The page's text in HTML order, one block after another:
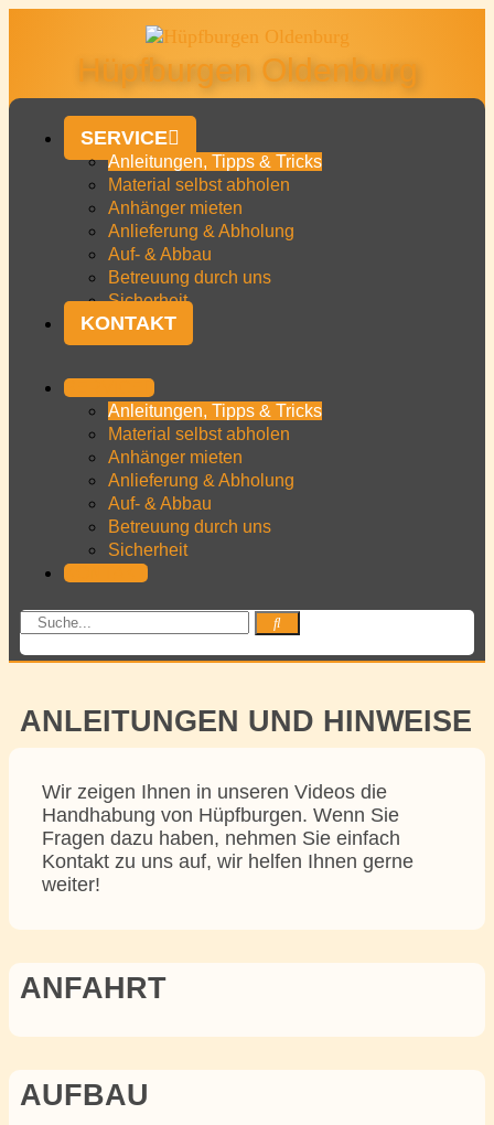
Hüpfburgen Oldenburg
SERVICE
Anleitungen, Tipps & Tricks
Material selbst abholen
Anhänger mieten
Anlieferung & Abholung
Auf- & Abbau
Betreuung durch uns
Sicherheit
KONTAKT
SERVICE
Anleitungen, Tipps & Tricks
Material selbst abholen
Anhänger mieten
Anlieferung & Abholung
Auf- & Abbau
Betreuung durch uns
Sicherheit
KONTAKT
ANLEITUNGEN UND HINWEISE
Wir zeigen Ihnen in unseren Videos die
Handhabung von Hüpfburgen. Wenn Sie
Fragen dazu haben, nehmen Sie einfach
Kontakt zu uns auf, wir helfen Ihnen gerne
weiter!
ANFAHRT
AUFBAU